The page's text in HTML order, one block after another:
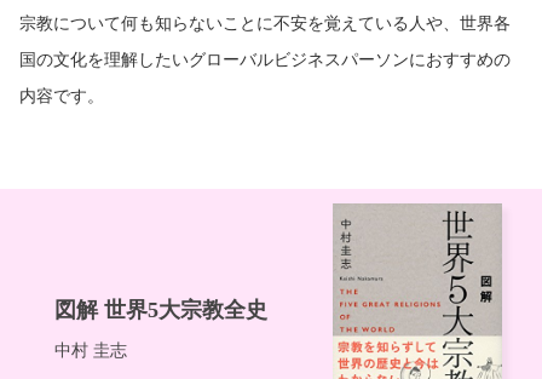
宗教について何も知らないことに不安を覚えている人や、世界各
国の文化を理解したいグローバルビジネスパーソンにおすすめの
内容です。